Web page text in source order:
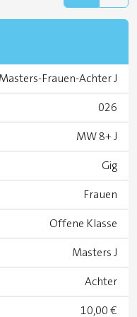
Masters-Frauen-Achter J
026
MW 8+ J
Gig
Frauen
Offene Klasse
Masters J
Achter
10,00 €